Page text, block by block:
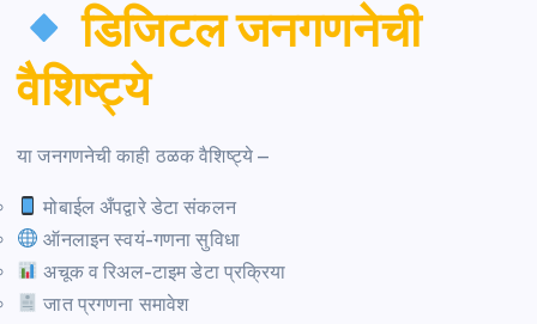
डिजिटल जनगणनेची
वैशिष्ट्ये
या जनगणनेची काही ठळक वैशिष्ट्ये –
मोबाईल अँपद्वारे डेटा संकलन
ऑनलाइन स्वयं-गणना सुविधा
अचूक व रिअल-टाइम डेटा प्रक्रिया
जात प्रगणना समावेश